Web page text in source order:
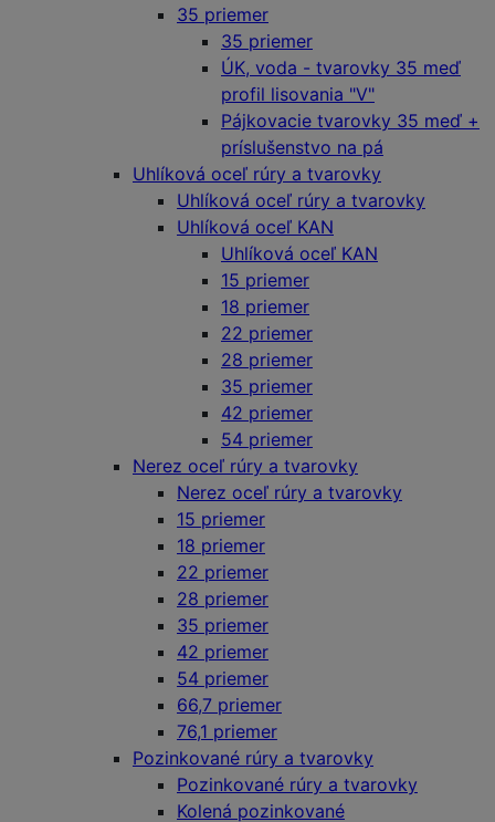
35 priemer
35 priemer
ÚK, voda - tvarovky 35 meď
profil lisovania "V"
Pájkovacie tvarovky 35 meď +
príslušenstvo na pá
Uhlíková oceľ rúry a tvarovky
Uhlíková oceľ rúry a tvarovky
Uhlíková oceľ KAN
Uhlíková oceľ KAN
15 priemer
18 priemer
22 priemer
28 priemer
35 priemer
42 priemer
54 priemer
Nerez oceľ rúry a tvarovky
Nerez oceľ rúry a tvarovky
15 priemer
18 priemer
22 priemer
28 priemer
35 priemer
42 priemer
54 priemer
66,7 priemer
76,1 priemer
Pozinkované rúry a tvarovky
Pozinkované rúry a tvarovky
Kolená pozinkované